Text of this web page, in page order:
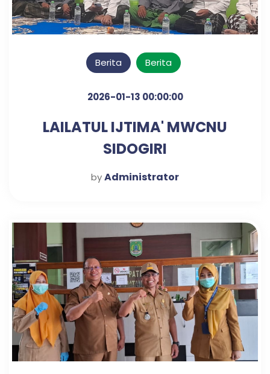
Berita Berita
2026-01-13 00:00:00
LAILATUL IJTIMA' MWCNU
SIDOGIRI
byAdministrator